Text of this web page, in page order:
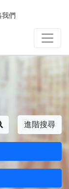
我們
進階搜尋